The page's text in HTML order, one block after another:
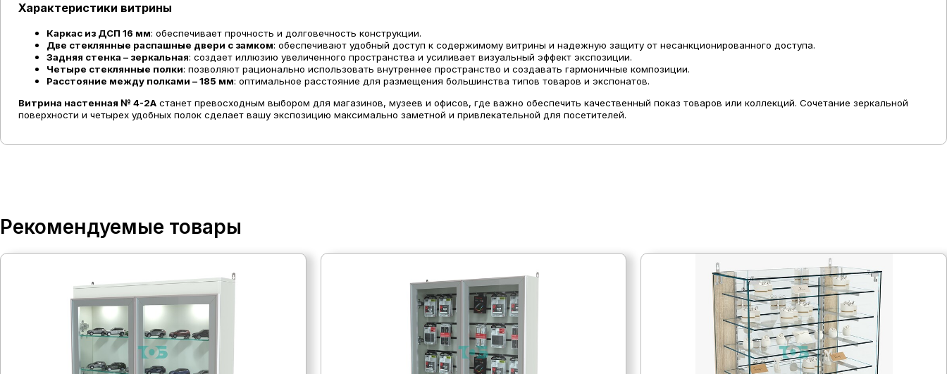
Характеристики витрины
Каркас из ДСП 16 мм: обеспечивает прочность и долговечность конструкции.
Две стеклянные распашные двери с замком: обеспечивают удобный доступ к содержимому витрины и надежную защиту от несанкционированного доступа.
Задняя стенка – зеркальная: создает иллюзию увеличенного пространства и усиливает визуальный эффект экспозиции.
Четыре стеклянные полки: позволяют рационально использовать внутреннее пространство и создавать гармоничные композиции.
Расстояние между полками – 185 мм: оптимальное расстояние для размещения большинства типов товаров и экспонатов.
Витрина настенная № 4-2А станет превосходным выбором для магазинов, музеев и офисов, где важно обеспечить качественный показ товаров или коллекций. Сочетание зеркальной
поверхности и четырех удобных полок сделает вашу экспозицию максимально заметной и привлекательной для посетителей.
Рекомендуемые товары